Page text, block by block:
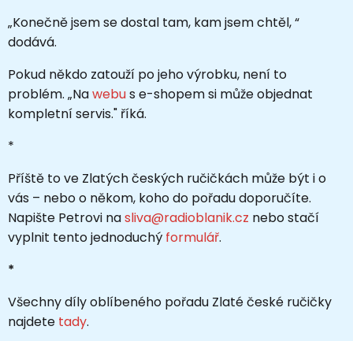
„Konečně jsem se dostal tam, kam jsem chtěl, “
dodává.
Pokud někdo zatouží po jeho výrobku, není to
problém. „Nawebus e-shopem si může objednat
kompletní servis." říká.
*
Příště to ve Zlatých českých ručičkách může být i o
vás – nebo o někom, koho do pořadu doporučíte.
Napište Petrovi nasliva@radioblanik.cz nebo stačí
vyplnit tento jednoduchý formulář.
*
Všechny díly oblíbeného pořadu Zlaté české ručičky
najdete tady.